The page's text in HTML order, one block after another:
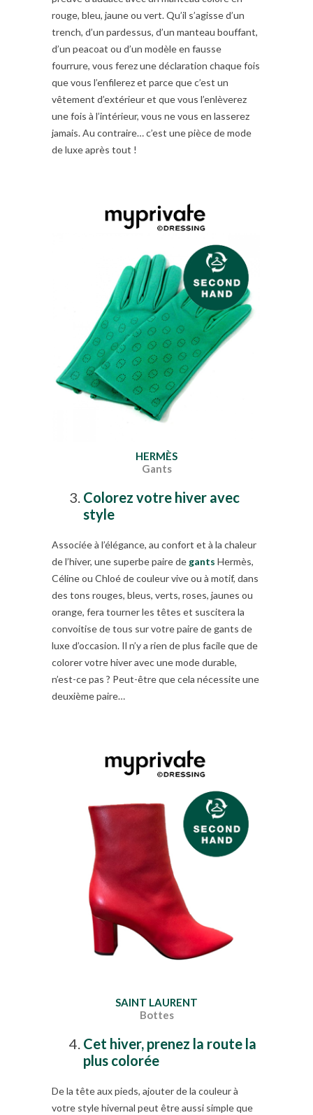
rouge, bleu, jaune ou vert. Qu’il s’agisse d’un
trench, d’un pardessus, d’un manteau bouffant,
d’un peacoat ou d’un modèle en fausse
fourrure, vous ferez une déclaration chaque fois
que vous l’enfilerez et parce que c’est un
vêtement d’extérieur et que vous l’enlèverez
une fois à l’intérieur, vous ne vous en lasserez
jamais. Au contraire… c’est une pièce de mode
de luxe après tout !
HERMÈS
Gants
Colorez votre hiver avec
style
Associée à l’élégance, au confort et à la chaleur
de l’hiver, une superbe paire degants Hermès,
Céline ou Chloé de couleur vive ou à motif, dans
des tons rouges, bleus, verts, roses, jaunes ou
orange, fera tourner les têtes et suscitera la
convoitise de tous sur votre paire de gants de
luxe d’occasion. Il n’y a rien de plus facile que de
colorer votre hiver avec une mode durable,
n’est-ce pas ? Peut-être que cela nécessite une
deuxième paire…
SAINT LAURENT
Bottes
Cet hiver, prenez la route la
plus colorée
De la tête aux pieds, ajouter de la couleur à
votre style hivernal peut être aussi simple que